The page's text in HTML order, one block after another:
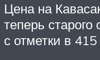
Цена на
теперь старого
с отметки в